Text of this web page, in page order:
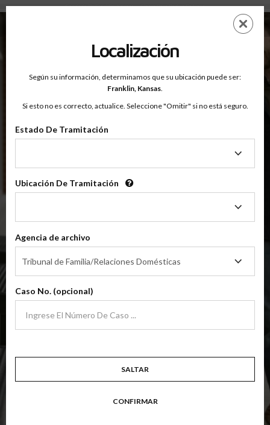
Condado De Franklin, Kansas — Clases Para Padres En Línea
principal
EN
OnlineParentingPrograms.com
Condado De Franklin (KS)
OnlineParentingPrograms.com
reconocida por el tribunal
$49.99 AÑADIR
Clase De Crianza Compartida/Divorcio
(Clase Básica De Crianza Compartida)
Clase de padres de crianza compartida básica centrada en familias en
en un esfuerzo por trabajar juntos con sus padres por el bien de los niños.
Disponible enInglés
Resumen Detallado De La Clase
Localización
Según su información, determinamos que su ubicación puede ser:
Franklin, Kansas.
Si esto no es correcto, actualice. Seleccione "Omitir" si no está seguro.
Estado De Tramitación
Tramitación
Ubicación De Tramitación
Tramitación
Agencia de archivo
Tribunal de Familia/Relaciones Domésticas
de
archivo
Caso No. (opcional)
SALTAR
CONFIRMAR